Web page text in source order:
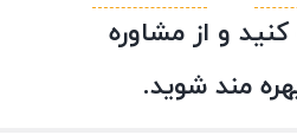
و از مشاوره
مند شوید.